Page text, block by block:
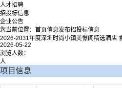
人才招聘
招投标信息
企业公告
您当前位置： 首页信息发布招投标信息
2026-2031年度深圳时尚小镇美憬阁精选酒店
2026-05-22
浏览人数：
人
项目信息